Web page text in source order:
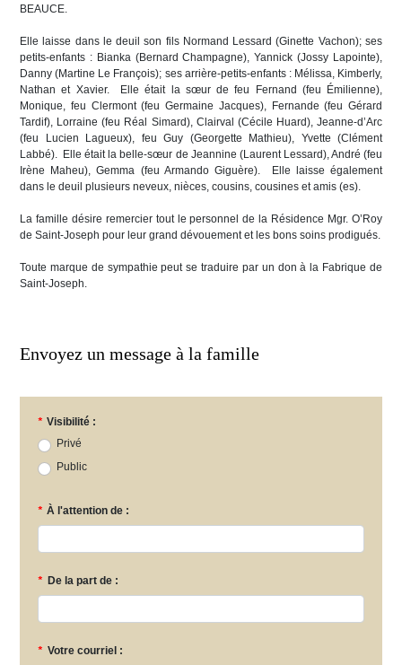
BEAUCE.
Elle laisse dans le deuil son fils Normand Lessard (Ginette Vachon); ses
petits-enfants : Bianka (Bernard Champagne), Yannick (Jossy Lapointe),
Danny (Martine Le François); ses arrière-petits-enfants : Mélissa, Kimberly,
Nathan et Xavier. Elle était la sœur de feu Fernand (feu Émilienne),
Monique, feu Clermont (feu Germaine Jacques), Fernande (feu Gérard
Tardif), Lorraine (feu Réal Simard), Clairval (Cécile Huard), Jeanne-d’Arc
(feu Lucien Lagueux), feu Guy (Georgette Mathieu), Yvette (Clément
Labbé). Elle était la belle-sœur de Jeannine (Laurent Lessard), André (feu
Irène Maheu), Gemma (feu Armando Giguère). Elle laisse également
dans le deuil plusieurs neveux, nièces, cousins, cousines et amis (es).
La famille désire remercier tout le personnel de la Résidence Mgr. O’Roy
de Saint-Joseph pour leur grand dévouement et les bons soins prodigués.
Toute marque de sympathie peut se traduire par un don à la Fabrique de
Saint-Joseph.
Envoyez un message à la famille
* Visibilité :
Privé
Public
* À l'attention de :
* De la part de :
* Votre courriel :